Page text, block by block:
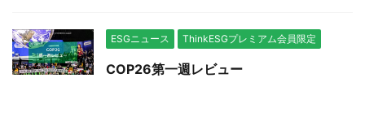
ESGニュース ThinkESGプレミアム会員限定
COP26第一週レビュー